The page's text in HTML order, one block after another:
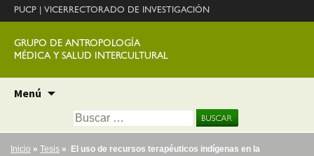
PUCP VICERRECTORADO DE INVESTIGACIÓN
GRUPO DE ANTROPOLOGÍA
MÉDICA Y SALUD INTERCULTURAL
Menú
contenido
Buscar:
Inicio » Tesis » El uso de recursos terapéuticos indígenas en la